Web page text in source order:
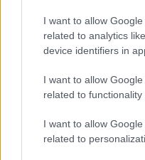
I want to allow
related to analytics
device identifiers in
I want to allow
related to
I want to allow
related to
«Εγώ είμαι η ανάπηρη,